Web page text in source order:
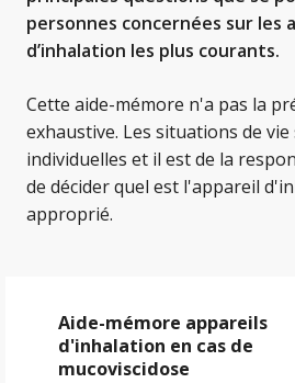
personnes concernées sur les
d’inhalation les plus courants.
Cette aide-mémore n'a pas la
exhaustive. Les situations de
individuelles et il est de la
de décider quel est l'appareil
approprié.
Aide-mémore appareils
d'inhalation en cas de
mucoviscidose